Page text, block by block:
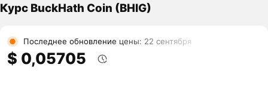
Курс BuckHath Coin (BHIG)
Последнее обновление цены: 22 сентября
$ 0,05705